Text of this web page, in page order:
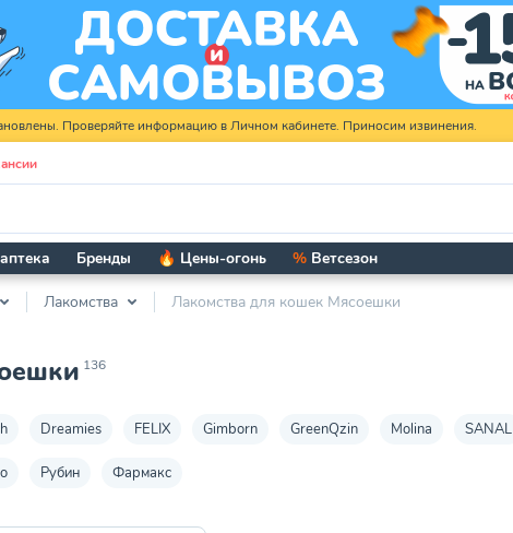
Проверяйте информацию в Личном кабинете. Приносим извинения.
Бренды 🔥 Цены-огонь % Ветсезон
Лакомства Лакомства для кошек Мясоешки
136
Dreamies FELIX Gimborn GreenQzin Molina SANAL
Рубин Фармакс